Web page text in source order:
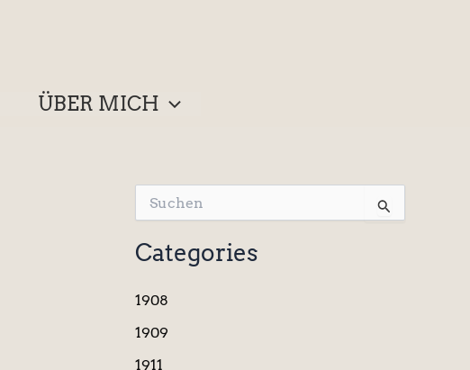
ÜBER MICH
u
c
h
n
a
h
Categories
1908
1909
1911